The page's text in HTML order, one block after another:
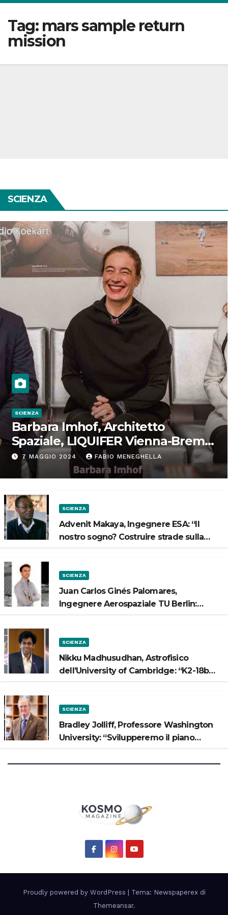
Tag: mars sample return
mission
SCIENZA
SCIENZA
Barbara Imhof, Architetto
Spaziale, LIQUIFER Vienna-Brema:
“Progettiamo habitat per lo
Spazio”
7 MAGGIO 2024 FABIO MENEGHELLA
SCIENZA
Advenit Makaya, Ingegnere ESA: “Il
nostro sogno? Costruire strade sulla
SCIENZA
Juan Carlos Ginés Palomares,
Ingegnere Aerospaziale TU Berlin:
SCIENZA
Nikku Madhusudhan, Astrofisico
dell’University of Cambridge: “K2-18b
SCIENZA
Bradley Jolliff, Professore Washington
University: “Svilupperemo il piano
Proudly powered by WordPress | Tema: Newspaperex di
Themeansar.